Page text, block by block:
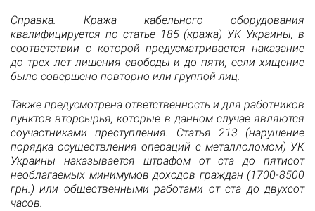
Справка. Кража кабельного оборудования
квалифицируется по статье 185 (кража) УК Украины, в
соответствии с которой предусматривается наказание
до трех лет лишения свободы и до пяти, если хищение
было совершено повторно или группой лиц.
Также предусмотрена ответственность и для работников
пунктов вторсырья, которые в данном случае являются
соучастниками преступления. Статья 213 (нарушение
порядка осуществления операций с металлоломом) УК
Украины наказывается штрафом от ста до пятисот
необлагаемых минимумов доходов граждан (1700-8500
грн.) или общественными работами от ста до двухсот
часов.